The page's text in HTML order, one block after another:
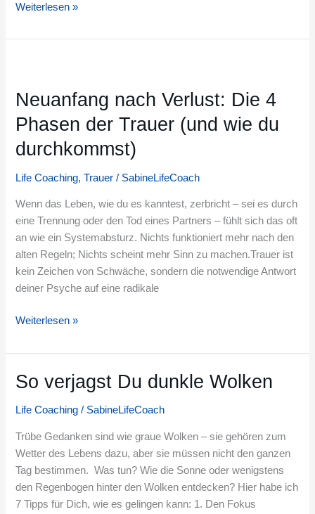
Weiterlesen »
Neuanfang nach Verlust: Die 4
Phasen der Trauer (und wie du
durchkommst)
Life Coaching,Trauer / SabineLifeCoach
Wenn das Leben, wie du es kanntest, zerbricht – sei es durch
eine Trennung oder den Tod eines Partners – fühlt sich das oft
an wie ein Systemabsturz. Nichts funktioniert mehr nach den
alten Regeln; Nichts scheint mehr Sinn zu machen.Trauer ist
kein Zeichen von Schwäche, sondern die notwendige Antwort
deiner Psyche auf eine radikale
Verlust:
4
Phasen
Trauer
(und
wie
durchkommst)
Weiterlesen »
So verjagst Du dunkle Wolken
Life Coaching / SabineLifeCoach
Trübe Gedanken sind wie graue Wolken – sie gehören zum
Wetter des Lebens dazu, aber sie müssen nicht den ganzen
Tag bestimmen. Was tun? Wie die Sonne oder wenigstens
den Regenbogen hinter den Wolken entdecken? Hier habe ich
7 Tipps für Dich, wie es gelingen kann: 1. Den Fokus
So
Du